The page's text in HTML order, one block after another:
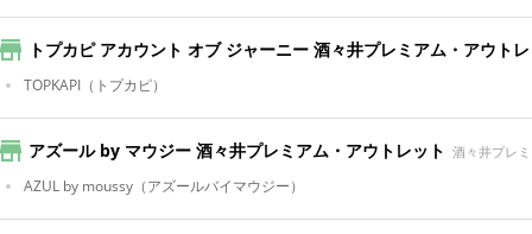
トプカピ アカウント オブ ジャーニー 酒々井プレミアム・アウト
TOPKAPI （トプカピ）
アズール by マウジー 酒々井プレミアム・アウトレット 酒々井プレ
AZUL by moussy （アズールバイマウジー）